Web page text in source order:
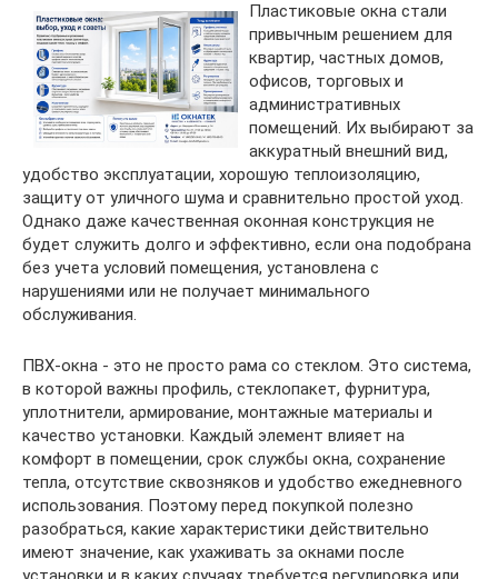
Пластиковые окна стали
привычным решением для
квартир, частных домов,
офисов, торговых и
административных
помещений. Их выбирают за
аккуратный внешний вид,
удобство эксплуатации, хорошую теплоизоляцию,
защиту от уличного шума и сравнительно простой уход.
Однако даже качественная оконная конструкция не
будет служить долго и эффективно, если она подобрана
без учета условий помещения, установлена с
нарушениями или не получает минимального
обслуживания.
ПВХ-окна - это не просто рама со стеклом. Это система,
в которой важны профиль, стеклопакет, фурнитура,
уплотнители, армирование, монтажные материалы и
качество установки. Каждый элемент влияет на
комфорт в помещении, срок службы окна, сохранение
тепла, отсутствие сквозняков и удобство ежедневного
использования. Поэтому перед покупкой полезно
разобраться, какие характеристики действительно
имеют значение, как ухаживать за окнами после